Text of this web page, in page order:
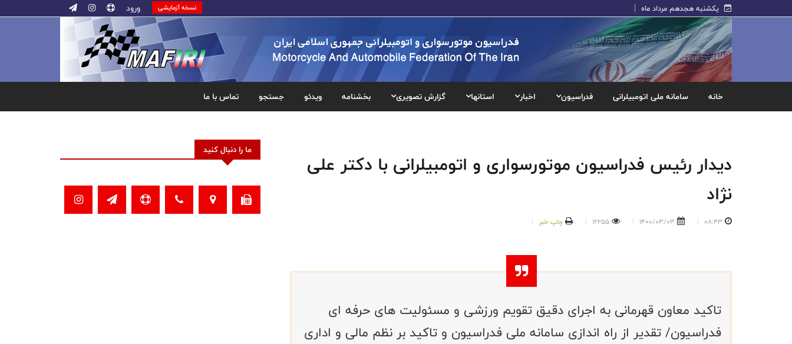
یکشنبه هجدهم مرداد ماه نسخه آزمایشی ورود
خانه سامانه ملی اتومبیلرانی فدراسیون اخبار استانها گزارش تصویری بخشنامه ویدئو جستجو تماس با ما
دیدار رئیس فدراسیون موتورسواری و اتومبیلرانی با دکتر علی
نژاد
08:43
1400/03/03
12255 چاپ خبر
تاکید معاون قهرمانی به اجرای دقیق تقویم ورزشی و مسئولیت های حرفه ای
فدراسیون/ تقدیر از راه اندازی سامانه ملی فدراسیون و تاکید بر نظم مالی و اداری
ما را دنبال کنید